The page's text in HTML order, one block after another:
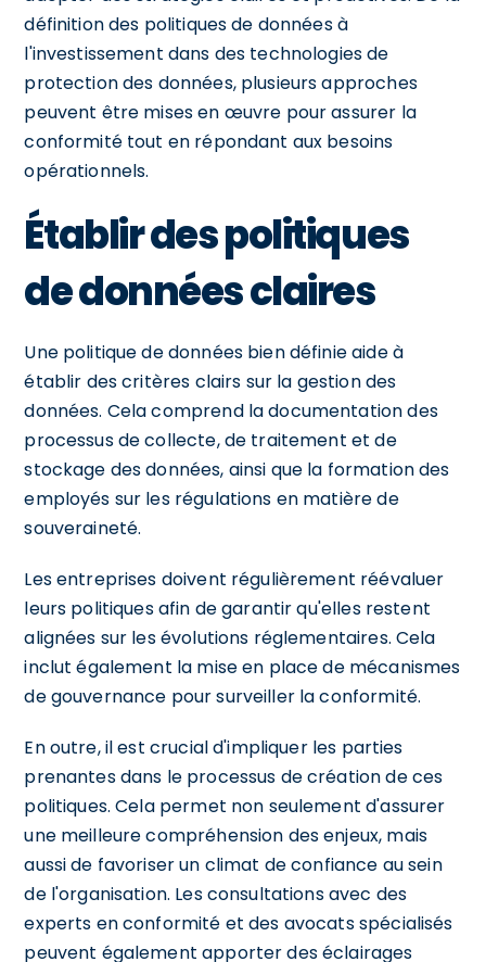
définition des politiques de données à
l'investissement dans des technologies de
protection des données, plusieurs approches
peuvent être mises en œuvre pour assurer la
conformité tout en répondant aux besoins
opérationnels.
Établir des politiques
de données claires
Une politique de données bien définie aide à
établir des critères clairs sur la gestion des
données. Cela comprend la documentation des
processus de collecte, de traitement et de
stockage des données, ainsi que la formation des
employés sur les régulations en matière de
souveraineté.
Les entreprises doivent régulièrement réévaluer
leurs politiques afin de garantir qu'elles restent
alignées sur les évolutions réglementaires. Cela
inclut également la mise en place de mécanismes
de gouvernance pour surveiller la conformité.
En outre, il est crucial d'impliquer les parties
prenantes dans le processus de création de ces
politiques. Cela permet non seulement d'assurer
une meilleure compréhension des enjeux, mais
aussi de favoriser un climat de confiance au sein
de l'organisation. Les consultations avec des
experts en conformité et des avocats spécialisés
peuvent également apporter des éclairages